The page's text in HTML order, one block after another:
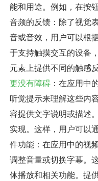
能和用途。例如，在按
音频的反馈：除了视觉
音或音效，用户可以根
于支持触摸交互的设备
元素上提供不同的触感
更没有障碍 ：在应用中
听觉提示来理解这些内
容提供文字说明或描述
实现。这样，用户可以
件功能：在应用中的视
调整音量或切换字幕。
体播放和相关功能。提